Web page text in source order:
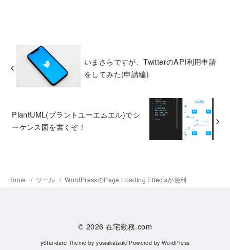
いまさらですが、TwitterのAPI利用申請
をしてみた(申請編)
PlantUML(プラントユーエムエル)でシ
ーケンス図を書くぞ！
Home ツール WordPressのPage Loading Effectsが便利
© 2026 在宅勤務.com
yStandard Theme byyosiakatsuki Powered by WordPress